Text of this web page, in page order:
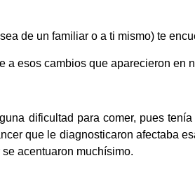
de un familiar o a ti mismo) te
a esos cambios que aparecieron en
dificultad para comer, pues
que le diagnosticaron afectaba
acentuaron muchísimo.